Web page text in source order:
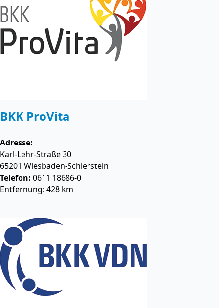
BKK ProVita
Adresse:
Karl-Lehr-Straße 30
65201 Wiesbaden-Schierstein
Telefon: 0611 18686-0
Entfernung: 428 km